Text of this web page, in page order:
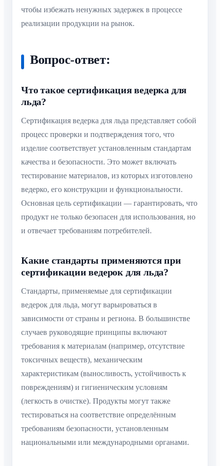
чтобы избежать ненужных задержек в процессе
реализации продукции на рынок.
Вопрос-ответ:
Что такое сертификация ведерка для
льда?
Сертификация ведерка для льда представляет собой
процесс проверки и подтверждения того, что
изделие соответствует установленным стандартам
качества и безопасности. Это может включать
тестирование материалов, из которых изготовлено
ведерко, его конструкции и функциональности.
Основная цель сертификации — гарантировать, что
продукт не только безопасен для использования, но
и отвечает требованиям потребителей.
Какие стандарты применяются при
сертификации ведерок для льда?
Стандарты, применяемые для сертификации
ведерок для льда, могут варьироваться в
зависимости от страны и региона. В большинстве
случаев руководящие принципы включают
требования к материалам (например, отсутствие
токсичных веществ), механическим
характеристикам (выносливость, устойчивость к
повреждениям) и гигиеническим условиям
(легкость в очистке). Продукты могут также
тестироваться на соответствие определённым
требованиям безопасности, установленным
национальными или международными органами.